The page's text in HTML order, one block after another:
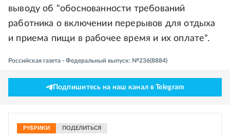
выводу об "обоснованности требований
работника о включении перерывов для отдыха
и приема пищи в рабочее время и их оплате".
Российская газета - Федеральный выпуск: №236(8884)
Подпишитесь на наш канал в Telegram
РУБРИКИ ПОДЕЛИТЬСЯ